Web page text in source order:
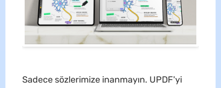
Sadece sözlerimize inanmayın. UPDF'yi